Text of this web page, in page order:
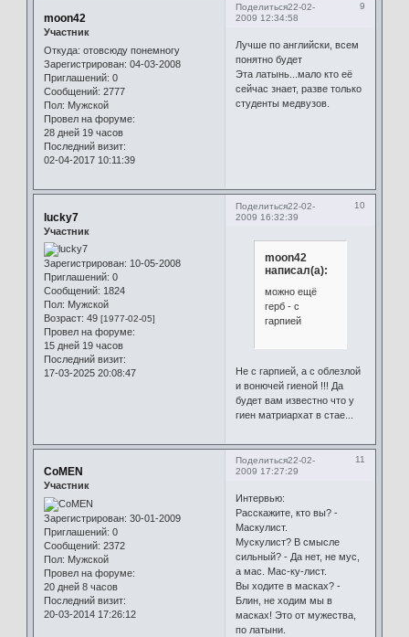
Поделиться 9
22-02-
2009 12:34:58
moon42
Участник
Откуда: отовсюду понемногу
Зарегистрирован: 04-03-2008
Приглашений: 0
Сообщений: 2777
Пол: Мужской
Провел на форуме:
28 дней 19 часов
Последний визит:
02-04-2017 10:11:39
Лучше по английски, всем
понятно будет
Эта латынь...мало кто её
сейчас знает, разве только
студенты медвузов.
Поделиться 10
22-02-
2009 16:32:39
lucky7
Участник
Зарегистрирован: 10-05-2008
Приглашений: 0
Сообщений: 1824
Пол: Мужской
Возраст: 49 [1977-02-05]
Провел на форуме:
15 дней 19 часов
Последний визит:
17-03-2025 20:08:47
moon42
написал(а):
можно ещё
герб - с
гарпией
Не с гарпией, а с облезлой
и вонючей гиеной !!! Да
будет вам известно что у
гиен матриархат в стае...
Поделиться 11
22-02-
2009 17:27:29
CoMEN
Участник
Зарегистрирован: 30-01-2009
Приглашений: 0
Сообщений: 2372
Пол: Мужской
Провел на форуме:
20 дней 8 часов
Последний визит:
20-03-2014 17:26:12
Интервью:
Расскажите, кто вы? -
Маскулист.
Мускулист? В смысле
сильный? - Да нет, не мус,
а мас. Мас-ку-лист.
Вы ходите в масках? -
Блин, не ходим мы в
масках! Это от мужества,
по латыни.